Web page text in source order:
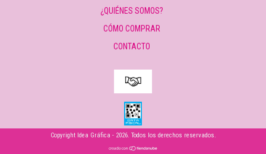
¿QUIÉNES SOMOS?
CÓMO COMPRAR
CONTACTO
Copyright Idea Gráfica - 2026. Todos los derechos reservados.